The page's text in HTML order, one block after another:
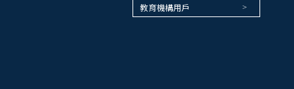
教育機構用戶